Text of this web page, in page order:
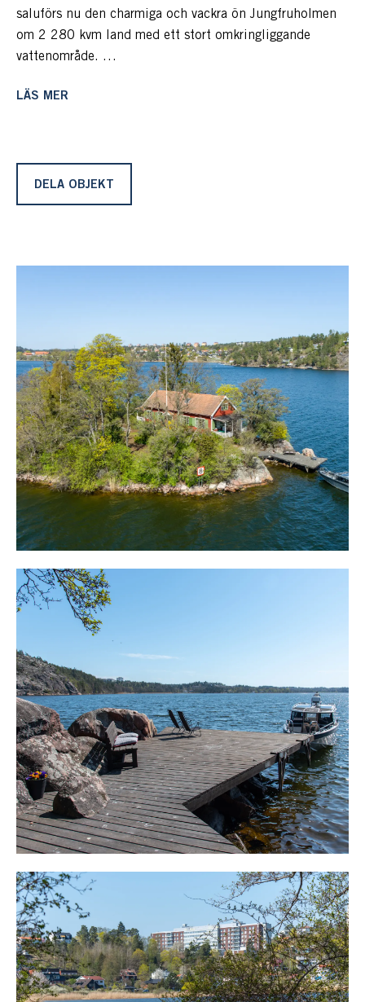
saluförs nu den charmiga och vackra ön Jungfruholmen
om 2 280 kvm land med ett stort omkringliggande
vattenområde.
familjs ägo sedan 1975 och har även bebotts permanent
väst, altaner och ett gediget hus med generösa
sällskapsytor, fyra sovrum och gott om plats för att njuta
som landställe eller året runt boende.
erbjuder hela 149 kvm boarea och 50 kvm biarea med
värdefull från historisk, kulturhistorisk, miljömässig och
konstnärlig synpunkt. Se bifogad plan.
Ön ligger nära fastlandet och där finns båt- och bilplats
och resan över till ön tar bara några minuter och går över
skyddade vatten.
Framme vid ön sker förtöjning längsmed den östra
bryggan eller på boj. Här ligger man skyddat och vid
bryggan är det segelbåtsdjup. På bryggan finns plats för
solstolar och utemöbler och här lever man ett härligt
bad-, båt- och fiskeliv.
Naturstigar leder över ön och i väster finns ett stort
bryggdäck med plats att duka upp middagen i varm
kvällssol. Här umgås man med nära och kära med en
härlig inramning.
Centralt på ön ligger huvudbyggnaden och blickar ut
över vattnet i 360 grader. Huset är välplanerat och
entréplan erbjuder generösa sällskapsytor med matplats,
soffgrupp och fönster i tre väderstreck. En braskamin
finns och ger värme och atmosfär. Utgång finns till en
altan under tak med härlig morgon- och dagsol. Från
altanen blickar man ut över vattnet i 180 grader. Vidare
på planet finns kök med full maskinell utrustning,
här lagar man mat med sjöutsikt. Intill ligger tre rum som
kan användas som matrum och kanske sovrum. På planet
finns även toalett med dusch, handfat och mulltoalett.
Från den välkomnande hallen med charmig kakelugn och
rymd, leder en trappa upp till övre plan. Planet erbjuder
LÄS MER
DELA OBJEKT